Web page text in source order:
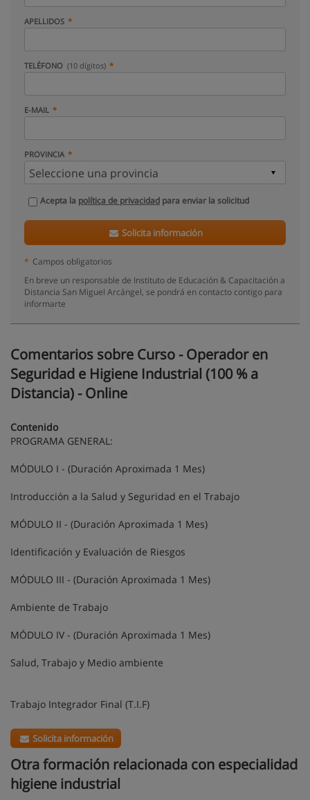
APELLIDOS
TELÉFONO (10 dígitos)
E-MAIL
PROVINCIA
Acepta la política de privacidad para enviar la solicitud
Solicita información
* Campos obligatorios
En breve un responsable de Instituto de Educación & Capacitación a
Distancia San Miguel Arcángel, se pondrá en contacto contigo para
informarte
Comentarios sobre Curso - Operador en
Seguridad e Higiene Industrial (100 % a
Distancia) - Online
Contenido
PROGRAMA GENERAL:
MÓDULO I - (Duración Aproximada 1 Mes)
Introducción a la Salud y Seguridad en el Trabajo
MÓDULO II - (Duración Aproximada 1 Mes)
Identificación y Evaluación de Riesgos
MÓDULO III - (Duración Aproximada 1 Mes)
Ambiente de Trabajo
MÓDULO IV - (Duración Aproximada 1 Mes)
Salud, Trabajo y Medio ambiente
Trabajo Integrador Final (T.I.F)
Solicita información
Otra formación relacionada con especialidad
higiene industrial